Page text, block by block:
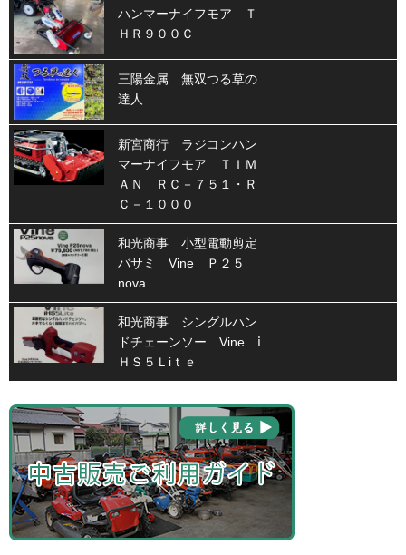
ハンマーナイフモア Ｔ
ＨＲ９００Ｃ
三陽金属 無双つる草の
達人
新宮商行 ラジコンハン
マーナイフモア ＴＩＭ
ＡＮ ＲＣ－７５１・Ｒ
Ｃ－１０００
和光商事 小型電動剪定
バサミ Vine Ｐ２５
nova
和光商事 シングルハン
ドチェーンソー Vine ⅰ
ＨＳ５Ｌiｔｅ